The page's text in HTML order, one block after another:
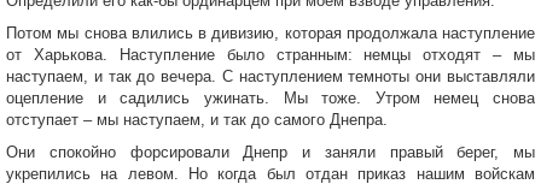
Потом мы снова влились в дивизию, которая продолжала наступление
от Харькова. Наступление было странным: немцы отходят – мы
наступаем, и так до вечера. С наступлением темноты они выставляли
оцепление и садились ужинать. Мы тоже. Утром немец снова
отступает – мы наступаем, и так до самого Днепра.
Они спокойно форсировали Днепр и заняли правый берег, мы
укрепились на левом. Но когда был отдан приказ нашим войскам